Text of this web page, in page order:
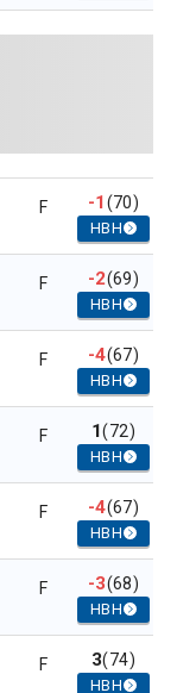
F -1(70)
HBH
F -2(69)
HBH
F -4(67)
HBH
F 1(72)
HBH
F -4(67)
HBH
F -3(68)
HBH
F 3(74)
HBH